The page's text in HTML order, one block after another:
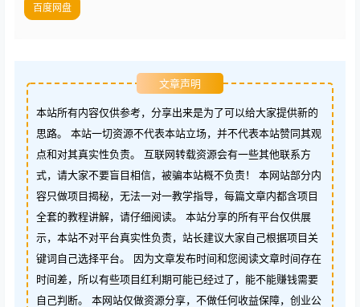
百度网盘
文章声明
本站所有内容仅供参考，分享出来是为了可以给大家提供新的
思路。 本站一切资源不代表本站立场，并不代表本站赞同其观
点和对其真实性负责。 互联网转载资源会有一些其他联系方
式，请大家不要盲目相信，被骗本站概不负责！ 本网站部分内
容只做项目揭秘，无法一对一教学指导，每篇文章内都含项目
全套的教程讲解，请仔细阅读。 本站分享的所有平台仅供展
示，本站不对平台真实性负责，站长建议大家自己根据项目关
键词自己选择平台。 因为文章发布时间和您阅读文章时间存在
时间差，所以有些项目红利期可能已经过了，能不能赚钱需要
自己判断。 本网站仅做资源分享，不做任何收益保障，创业公